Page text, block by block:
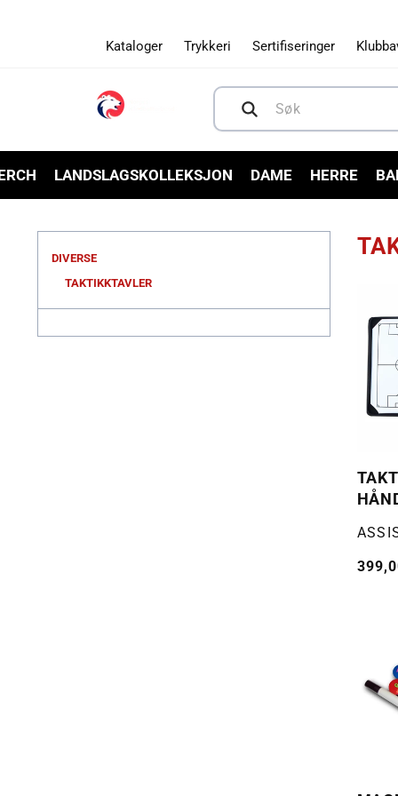
Kataloger Trykkeri Sertifiseringer
Søk
LANDSLAGSKOLLEKSJON DAME HERRE
DIVERSE
TAKTIKKTAVLER
Selger: